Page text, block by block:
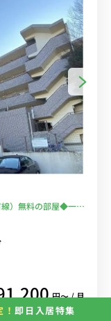
線）無料の部屋◆一棟
線の2路線利用可/
スーパー「ワイズ
円〜 / 月
即日入居特集